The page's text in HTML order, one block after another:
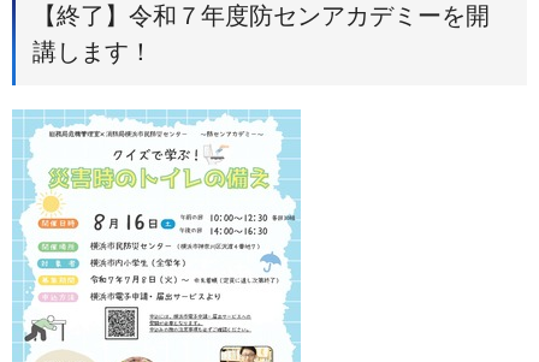
【終了】令和７年度防センアカデミーを開
講します！